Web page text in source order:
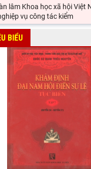
lâm Khoa học xã hội Việt
vụ công tác kiểm
gia Hội thảo khoa học
quốc gia “Danh nhân văn
đại”
chuẩn bị Hội thảo khoa
Quý Đôn - Di sản và giá
BIỂU